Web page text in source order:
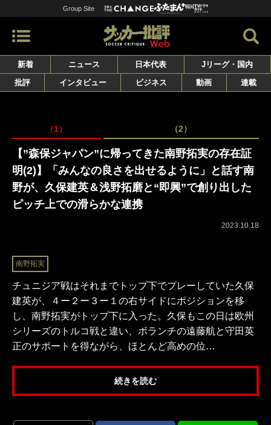
Group Site
新着 ニュース 日本代表
Jリーグ・国内
批評
インタビュー ビジネス 動画 連載
（1） （2）
【”森保ジャパン”に帰ってきた南野拓実の存在証
明(2)】「みんなの良さを出せるように」と話す南
野が、久保建英＆浅野拓磨と“即興”で創り出した
ピッチ上での滑らかな連携
2023.10.18
南野拓実
チュニジア戦はそれまでトップ下でプレーしていた久保
建英が、４ー２ー３ー１の右サイドにポジションを移
し、南野拓実がトップ下に入った。久保もこの日は欧州
シリーズのトルコ戦と違い、ボランチの遠藤航と守田英
正のサポートを得ながら、ほとんど高めの位…
続きを読む